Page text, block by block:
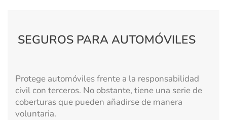
SEGUROS PARA AUTOMÓVILES
Protege automóviles frente a la responsabilidad
civil con terceros. No obstante, tiene una serie de
coberturas que pueden añadirse de manera
voluntaria.